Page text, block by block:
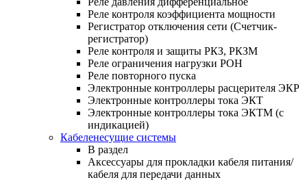
Реле контроля коэффициента мощности
Регистратор отключения сети (Счетчик-
регистратор)
Реле контроля и защиты РКЗ, РКЗМ
Реле ограничения нагрузки РОН
Реле повторного пуска
Электронные контроллеры расцерителя ЭКР
Электронные контроллеры тока ЭКТ
Электронные контроллеры тока ЭКТМ (с
индикацией)
Кабеленесущие системы
В раздел
Аксессуары для прокладки кабеля питания/
кабеля для передачи данных